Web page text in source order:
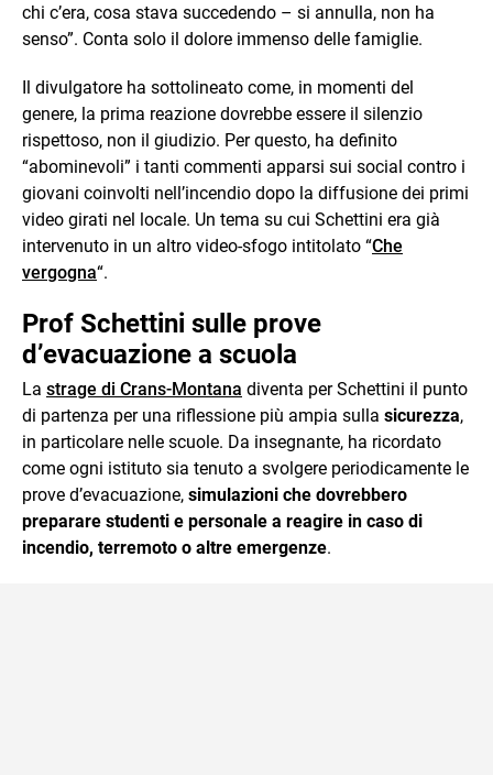
chi c’era, cosa stava succedendo – si annulla, non ha
senso”. Conta solo il dolore immenso delle famiglie.
Il divulgatore ha sottolineato come, in momenti del
genere, la prima reazione dovrebbe essere il silenzio
rispettoso, non il giudizio. Per questo, ha definito
“abominevoli” i tanti commenti apparsi sui social contro i
giovani coinvolti nell’incendio dopo la diffusione dei primi
video girati nel locale. Un tema su cui Schettini era già
intervenuto in un altro video-sfogo intitolato “Che
vergogna“.
Prof Schettini sulle prove
d’evacuazione a scuola
La strage di Crans-Montana diventa per Schettini il punto
di partenza per una riflessione più ampia sulla sicurezza,
in particolare nelle scuole. Da insegnante, ha ricordato
come ogni istituto sia tenuto a svolgere periodicamente le
prove d’evacuazione, simulazioni che dovrebbero
preparare studenti e personale a reagire in caso di
incendio, terremoto o altre emergenze.